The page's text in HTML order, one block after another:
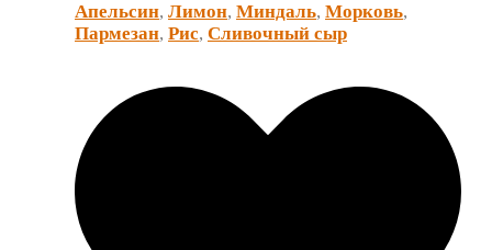
Апельсин, Лимон, Миндаль, Морковь,
Пармезан, Рис, Сливочный сыр